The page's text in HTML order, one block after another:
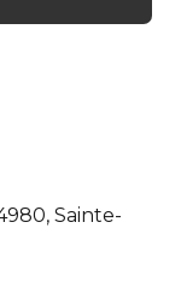
Sainte-